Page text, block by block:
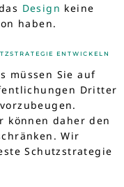
Design keine
haben.
ENTWICKELN
müssen Sie auf
Dritter
können daher den
Wir
Schutzstrategie